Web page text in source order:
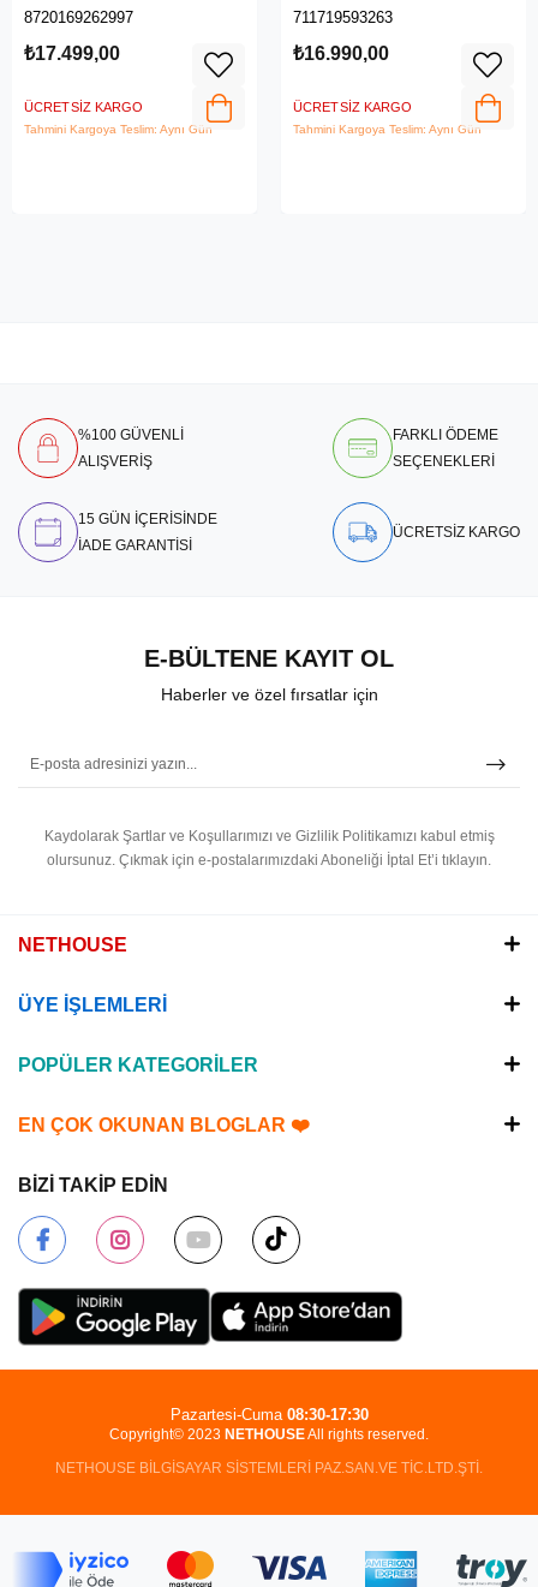
Renkli Işık, Alexa, Apple Home ve
8720169262997
₺17.499,00
ÜCRETSIZ KARGO
Tahmini Kargoya Teslim: Aynı Gün
Garantili)
711719593263
₺16.990,00
ÜCRETSIZ KARGO
Tahmini Kargoya Teslim: Aynı Gün
%100 GÜVENLİ
ALIŞVERİŞ
FARKLI ÖDEME
SEÇENEKLERİ
15 GÜN İÇERİSİNDE
İADE GARANTİSİ
ÜCRETSİZ KARGO
E-BÜLTENE KAYIT OL
Haberler ve özel fırsatlar için
Kaydolarak Şartlar ve Koşullarımızı ve Gizlilik Politikamızı kabul etmiş
olursunuz. Çıkmak için e-postalarımızdaki Aboneliği İptal Et’i tıklayın.
NETHOUSE
ÜYE İŞLEMLERİ
POPÜLER KATEGORİLER
EN ÇOK OKUNAN BLOGLAR ❤️
BİZİ TAKİP EDİN
Copyright© 2023 NETHOUSEAll rights reserved.
NETHOUSE BİLGİSAYAR SİSTEMLERİ PAZ.SAN.VE TİC.LTD.ŞTİ.
Pazartesi-Cuma 08:30-17:30